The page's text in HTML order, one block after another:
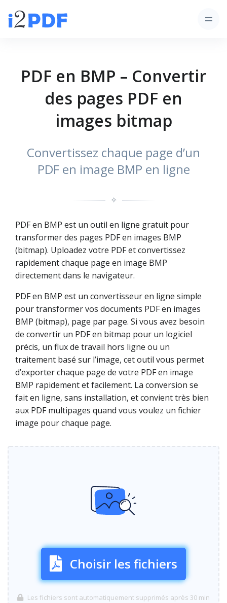
PDF en BMP – Convertir
des pages PDF en
images bitmap
Convertissez chaque page d’un
PDF en image BMP en ligne
✧
PDF en BMP est un outil en ligne gratuit pour
transformer des pages PDF en images BMP
(bitmap). Uploadez votre PDF et convertissez
rapidement chaque page en image BMP
directement dans le navigateur.
PDF en BMP est un convertisseur en ligne simple
pour transformer vos documents PDF en images
BMP (bitmap), page par page. Si vous avez besoin
de convertir un PDF en bitmap pour un logiciel
précis, un flux de travail hors ligne ou un
traitement basé sur l’image, cet outil vous permet
d’exporter chaque page de votre PDF en image
BMP rapidement et facilement. La conversion se
fait en ligne, sans installation, et convient très bien
aux PDF multipages quand vous voulez un fichier
image pour chaque page.
Choisir les fichiers
Les fichiers sont automatiquement supprimés après 30 min